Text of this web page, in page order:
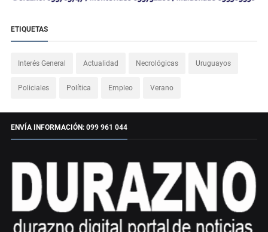
ETIQUETAS
Interés General Actualidad Necrológicas Uruguayos
Policiales Política Empleo Verano
ENVÍA INFORMACIÓN: 099 961 044